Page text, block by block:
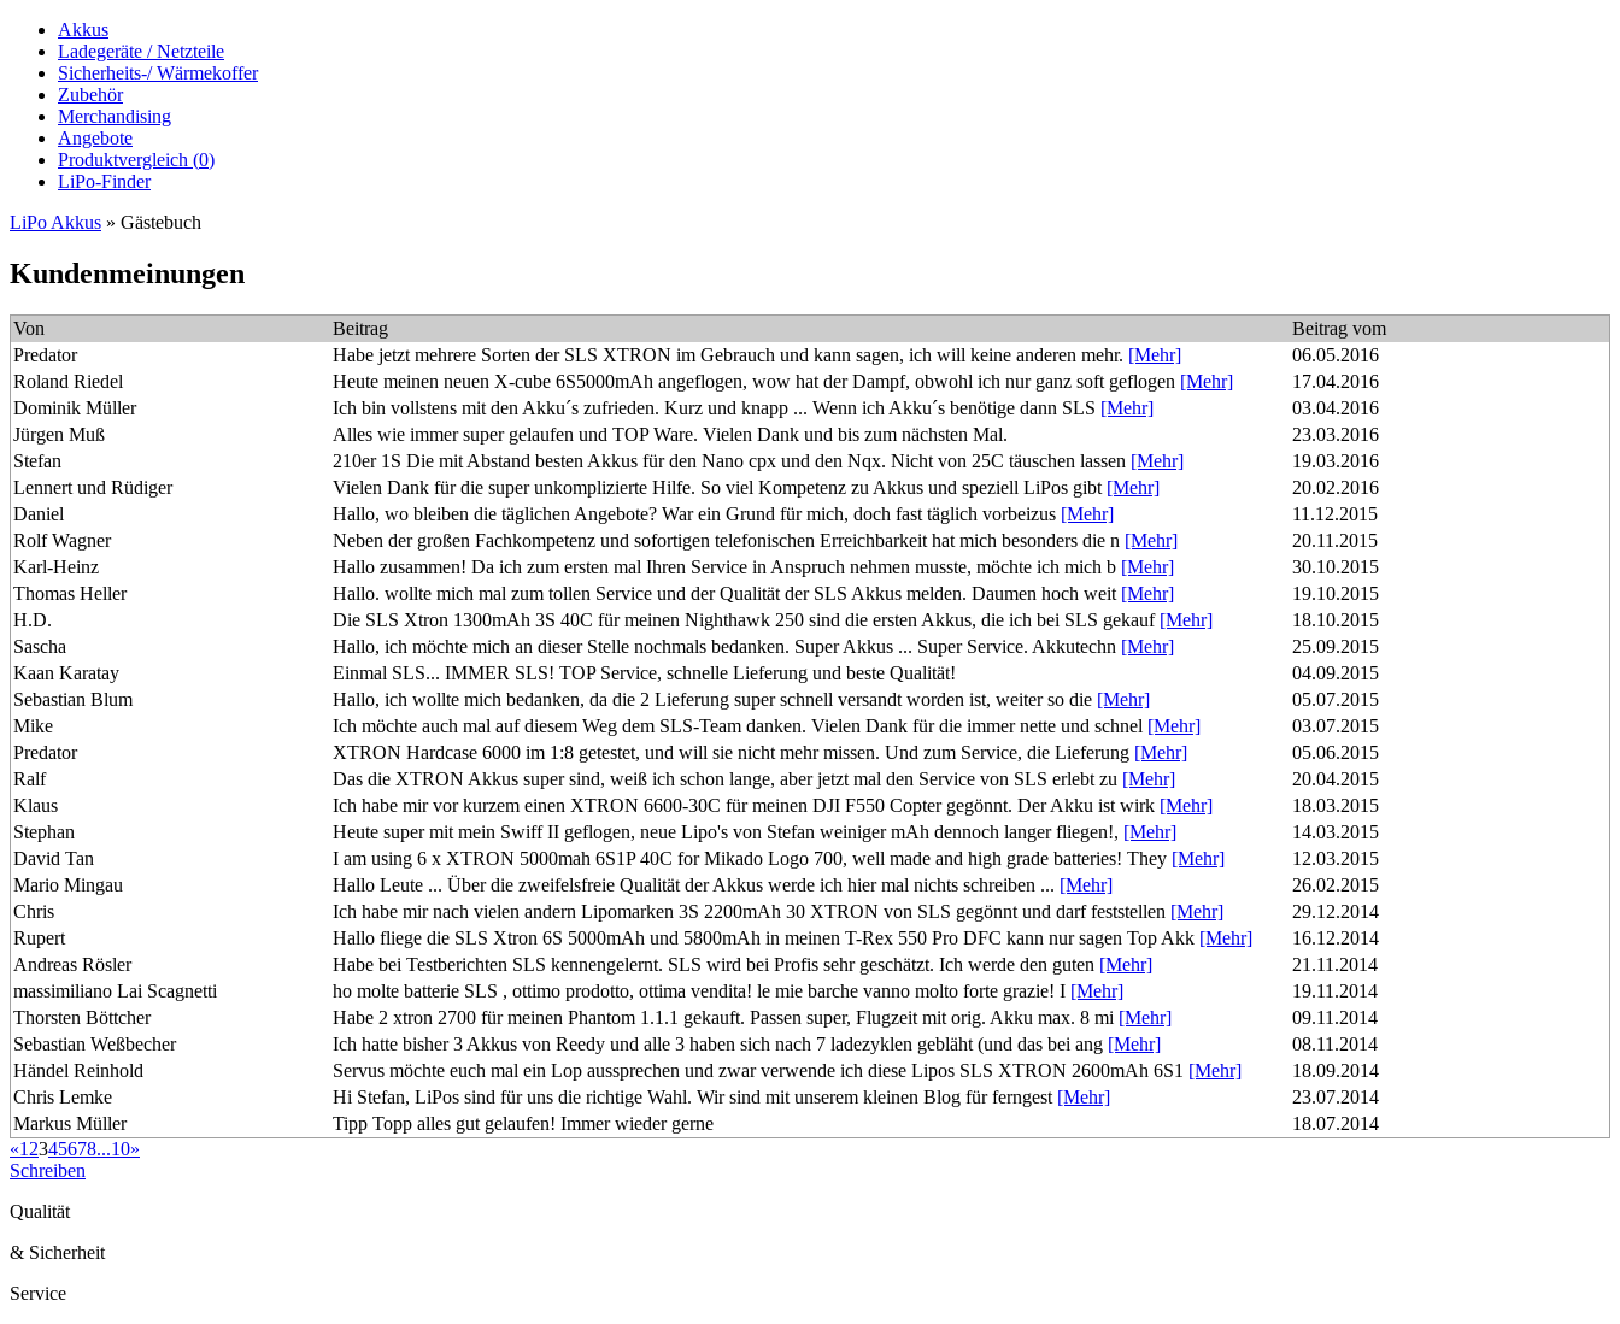
Akkus
Ladegeräte / Netzteile
Sicherheits-/ Wärmekoffer
Zubehör
Merchandising
Angebote
Produktvergleich (0)
LiPo-Finder
LiPo Akkus » Gästebuch
Kundenmeinungen
Von Beitrag
Beitrag vom
Predator
Habe jetzt mehrere Sorten der SLS XTRON im Gebrauch und kann sagen, ich will keine anderen mehr. [Mehr]
06.05.2016
Roland Riedel
Heute meinen neuen X-cube 6S5000mAh angeflogen, wow hat der Dampf, obwohl ich nur ganz soft geflogen [Mehr]
17.04.2016
Dominik Müller
Ich bin vollstens mit den Akku´s zufrieden. Kurz und knapp ... Wenn ich Akku´s benötige dann SLS [Mehr]
03.04.2016
Jürgen Muß
Alles wie immer super gelaufen und TOP Ware. Vielen Dank und bis zum nächsten Mal.
23.03.2016
Stefan
210er 1S Die mit Abstand besten Akkus für den Nano cpx und den Nqx. Nicht von 25C täuschen lassen [Mehr]
19.03.2016
Lennert und Rüdiger
Vielen Dank für die super unkomplizierte Hilfe. So viel Kompetenz zu Akkus und speziell LiPos gibt [Mehr]
20.02.2016
Daniel
Hallo, wo bleiben die täglichen Angebote? War ein Grund für mich, doch fast täglich vorbeizus [Mehr]
11.12.2015
Rolf Wagner
Neben der großen Fachkompetenz und sofortigen telefonischen Erreichbarkeit hat mich besonders die n [Mehr]
20.11.2015
Karl-Heinz
Hallo zusammen! Da ich zum ersten mal Ihren Service in Anspruch nehmen musste, möchte ich mich b [Mehr]
30.10.2015
Thomas Heller
Hallo. wollte mich mal zum tollen Service und der Qualität der SLS Akkus melden. Daumen hoch weit [Mehr]
19.10.2015
H.D.
Die SLS Xtron 1300mAh 3S 40C für meinen Nighthawk 250 sind die ersten Akkus, die ich bei SLS gekauf [Mehr]
18.10.2015
Sascha
Hallo, ich möchte mich an dieser Stelle nochmals bedanken. Super Akkus ... Super Service. Akkutechn [Mehr]
25.09.2015
Kaan Karatay
Einmal SLS... IMMER SLS! TOP Service, schnelle Lieferung und beste Qualität!
04.09.2015
Sebastian Blum
Hallo, ich wollte mich bedanken, da die 2 Lieferung super schnell versandt worden ist, weiter so die [Mehr]
05.07.2015
Mike
Ich möchte auch mal auf diesem Weg dem SLS-Team danken. Vielen Dank für die immer nette und schnel [Mehr]
03.07.2015
Predator
XTRON Hardcase 6000 im 1:8 getestet, und will sie nicht mehr missen. Und zum Service, die Lieferung [Mehr]
05.06.2015
Ralf
Das die XTRON Akkus super sind, weiß ich schon lange, aber jetzt mal den Service von SLS erlebt zu [Mehr]
20.04.2015
Klaus
Ich habe mir vor kurzem einen XTRON 6600-30C für meinen DJI F550 Copter gegönnt. Der Akku ist wirk [Mehr]
18.03.2015
Stephan
Heute super mit mein Swiff II geflogen, neue Lipo's von Stefan weiniger mAh dennoch langer fliegen!, [Mehr]
14.03.2015
David Tan
I am using 6 x XTRON 5000mah 6S1P 40C for Mikado Logo 700, well made and high grade batteries! They [Mehr]
12.03.2015
Mario Mingau
Hallo Leute ... Über die zweifelsfreie Qualität der Akkus werde ich hier mal nichts schreiben ... [Mehr]
26.02.2015
Chris
Ich habe mir nach vielen andern Lipomarken 3S 2200mAh 30 XTRON von SLS gegönnt und darf feststellen [Mehr]
29.12.2014
Rupert
Hallo fliege die SLS Xtron 6S 5000mAh und 5800mAh in meinen T-Rex 550 Pro DFC kann nur sagen Top Akk [Mehr]
16.12.2014
Andreas Rösler
Habe bei Testberichten SLS kennengelernt. SLS wird bei Profis sehr geschätzt. Ich werde den guten [Mehr]
21.11.2014
massimiliano Lai Scagnetti
ho molte batterie SLS , ottimo prodotto, ottima vendita! le mie barche vanno molto forte grazie! I [Mehr]
19.11.2014
Thorsten Böttcher
Habe 2 xtron 2700 für meinen Phantom 1.1.1 gekauft. Passen super, Flugzeit mit orig. Akku max. 8 mi [Mehr]
09.11.2014
Sebastian Weßbecher
Ich hatte bisher 3 Akkus von Reedy und alle 3 haben sich nach 7 ladezyklen gebläht (und das bei ang [Mehr]
08.11.2014
Händel Reinhold
Servus möchte euch mal ein Lop aussprechen und zwar verwende ich diese Lipos SLS XTRON 2600mAh 6S1 [Mehr]
18.09.2014
Chris Lemke
Hi Stefan, LiPos sind für uns die richtige Wahl. Wir sind mit unserem kleinen Blog für ferngest [Mehr]
23.07.2014
Markus Müller
Tipp Topp alles gut gelaufen! Immer wieder gerne
18.07.2014
«1 2345678...10»
Schreiben
Qualität
& Sicherheit
Service